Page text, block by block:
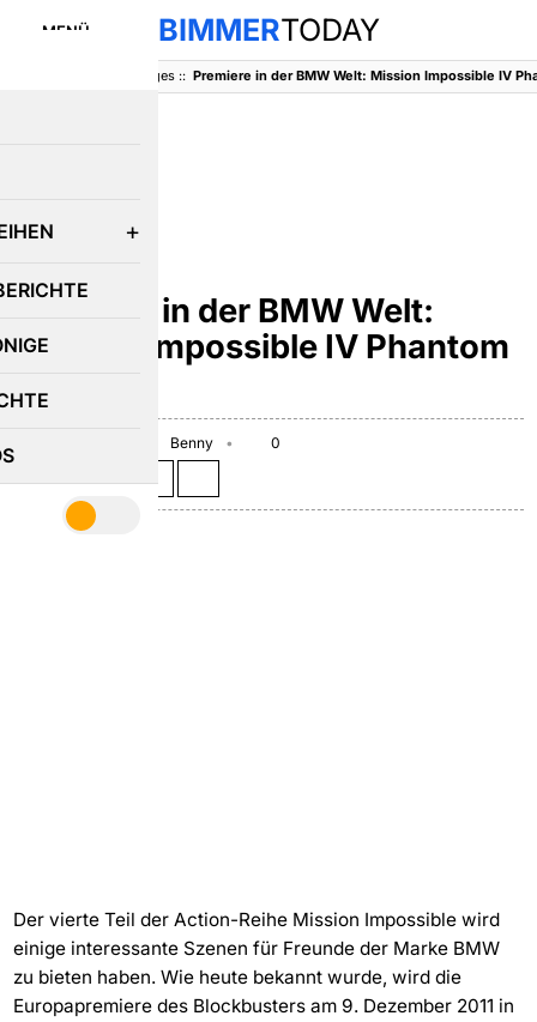
MENÜ BIMMERTODAY
Sonstiges::
Premiere in der BMW Welt:
Mission Impossible IV Phantom
Protokoll
Benny
0
Der vierte Teil der Action-Reihe Mission Impossible wird
einige interessante Szenen für Freunde der Marke BMW
zu bieten haben. Wie heute bekannt wurde, wird die
Europapremiere des Blockbusters am 9. Dezember 2011 in